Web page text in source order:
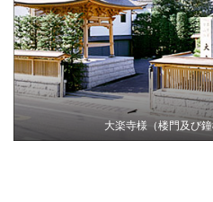
大楽寺様（楼門及び